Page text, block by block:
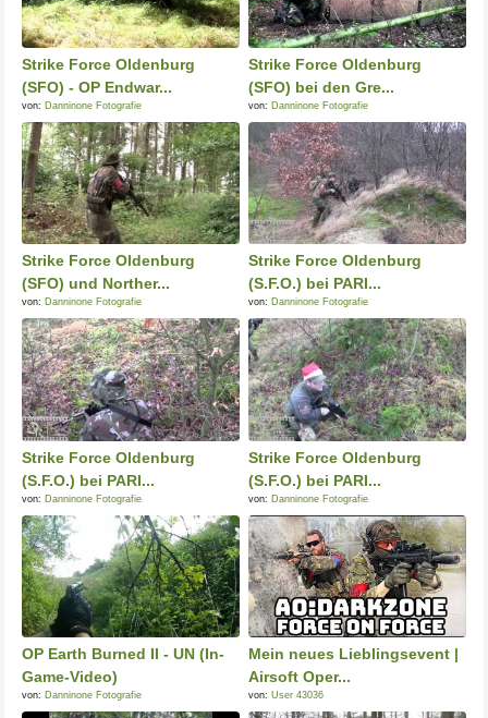
Strike Force Oldenburg
(SFO) - OP Endwar...
von: Danninone Fotografie
Strike Force Oldenburg
(SFO) bei den Gre...
von: Danninone Fotografie
Strike Force Oldenburg
(SFO) und Norther...
von: Danninone Fotografie
Strike Force Oldenburg
(S.F.O.) bei PARI...
von: Danninone Fotografie
Strike Force Oldenburg
(S.F.O.) bei PARI...
von: Danninone Fotografie
Strike Force Oldenburg
(S.F.O.) bei PARI...
von: Danninone Fotografie
OP Earth Burned II - UN (In-
Game-Video)
von: Danninone Fotografie
Mein neues Lieblingsevent |
Airsoft Oper...
von: User 43036